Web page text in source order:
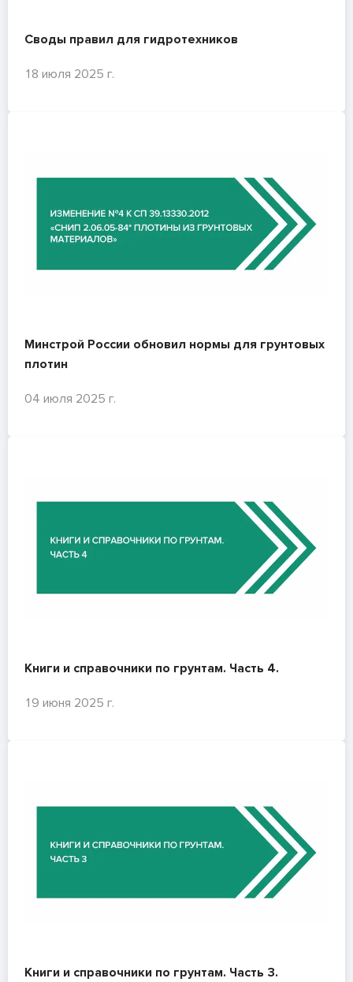
Своды правил для гидротехников
18 июля 2025 г.
Минстрой России обновил нормы для грунтовых
плотин
04 июля 2025 г.
Книги и справочники по грунтам. Часть 4.
19 июня 2025 г.
Книги и справочники по грунтам. Часть 3.